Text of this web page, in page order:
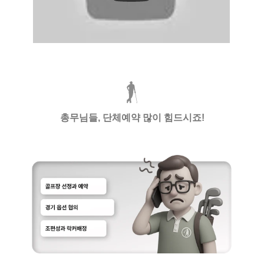
총무님들, 단체예약 많이 힘드시죠!